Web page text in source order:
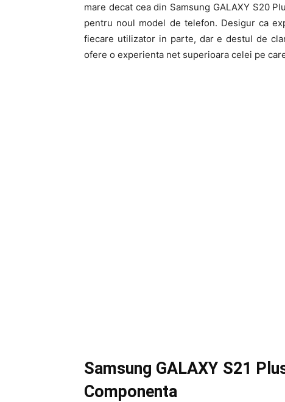
mare decat cea din Samsung GALAXY S20
pentru noul model de telefon. Desigur ca
fiecare utilizator in parte, dar e destul de
ofere o experienta net superioara celei pe
Samsung GALAXY S21
Componenta